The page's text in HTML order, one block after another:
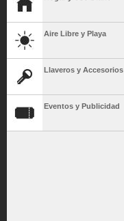
Aire Libre y Playa
Llaveros y Accesorios
Eventos y Publicidad